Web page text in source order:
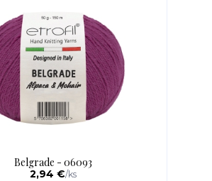
Belgrade - 06093
2,94 €/ks